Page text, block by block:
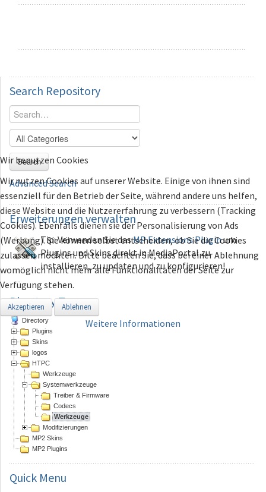
Search Repository
Search
Advanced Search
Erweiterungenverwalten
Tip: Verwenden Sie dasMP Extensions Pluginum
Plugins und Skins direkt in MediaPortal zu
installieren, zu updaten und zu konfigurieren!
Directory Tree
Directory
Plugins
Skins
logos
HTPC
Werkzeuge
Systemwerkzeuge
Treiber & Firmware
Codecs
Werkzeuge
Modifizierungen
MP2 Skins
MP2 Plugins
Quick Menu
Wir benutzen Cookies
Wir nutzen Cookies auf unserer Website. Einige von ihnen sind
essenziell für den Betrieb der Seite, während andere uns helfen,
diese Website und die Nutzererfahrung zu verbessern (Tracking
Cookies). Ebenfalls dienen sie der Personalisierung von Ads
(Werbung). Sie können selbst entscheiden, ob Sie die Cookies
zulassen möchten. Bitte beachten Sie, dass bei einer Ablehnung
womöglich nicht mehr alle Funktionalitäten der Seite zur
Verfügung stehen.
Akzeptieren Ablehnen
Weitere Informationen